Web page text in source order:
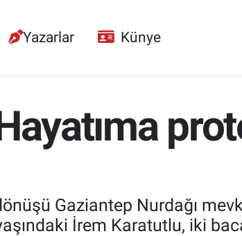
Yazarlar Künye
Gaziantep Nurdağı
İrem Karatutlu, iki